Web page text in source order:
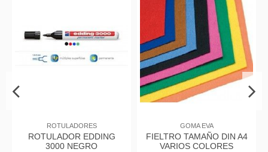
GOMA EVA
TAMAÑO DIN A4
VARIOS COLORES
Complementos de oficina
EXTRAEGRAPAS PLUS
OFFICE 300